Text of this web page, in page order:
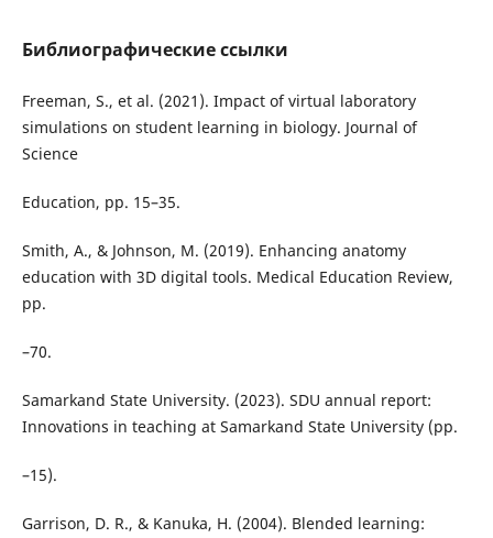
Библиографические ссылки
Freeman, S., et al. (2021). Impact of virtual laboratory
simulations on student learning in biology. Journal of
Science
Education, pp. 15–35.
Smith, A., & Johnson, M. (2019). Enhancing anatomy
education with 3D digital tools. Medical Education Review,
pp.
–70.
Samarkand State University. (2023). SDU annual report:
Innovations in teaching at Samarkand State University (pp.
–15).
Garrison, D. R., & Kanuka, H. (2004). Blended learning: